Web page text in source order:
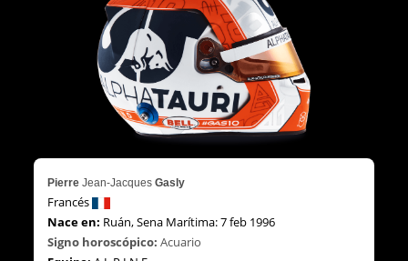
PierreJean-Jacques Gasly
Francés
Nace en: Ruán, Sena Marítima: 7 feb 1996
Signo horoscópico: Acuario